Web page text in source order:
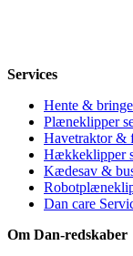
Services
Hente &
Plæneklipper
Havetraktor &
Hækkeklipper
Kædesav &
Dan care
Om Dan-redskaber